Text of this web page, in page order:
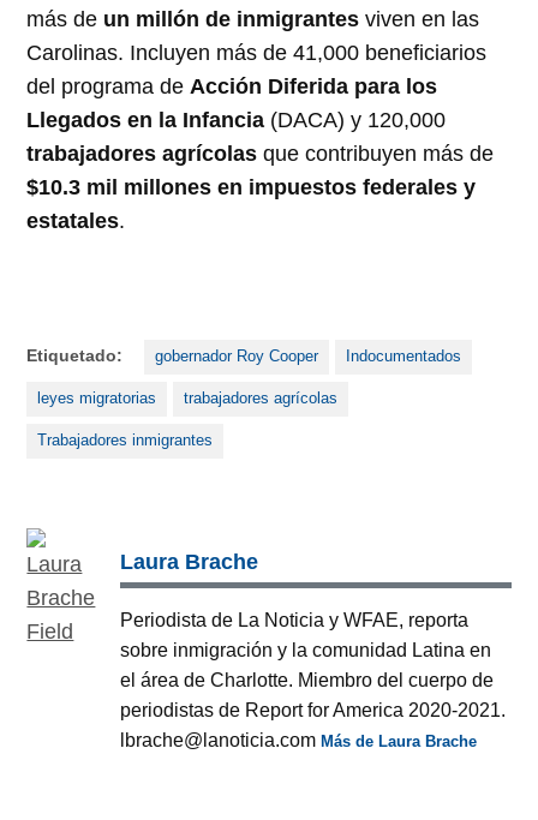
más de un millón de inmigrantes viven en las
Carolinas. Incluyen más de 41,000 beneficiarios
del programa deAcción Diferida para los
Llegados en la Infancia (DACA) y 120,000
trabajadores agrícolas que contribuyen más de
$10.3 mil millones en impuestos federales y
estatales.
Etiquetado: gobernador Roy Cooper Indocumentados
leyes migratorias trabajadores agrícolas
Trabajadores inmigrantes
Laura Brache
Periodista de La Noticia y WFAE, reporta
sobre inmigración y la comunidad Latina en
el área de Charlotte. Miembro del cuerpo de
periodistas de Report for America 2020-2021.
lbrache@lanoticia.comMás de Laura Brache